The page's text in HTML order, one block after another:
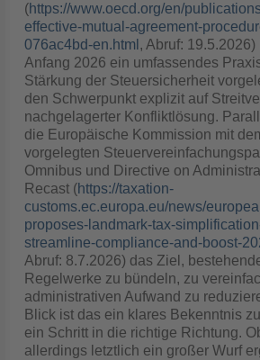
(https://www.oecd.org/en/
effective-mutual-agreement-
076ac4bd-en.html , Abruf:
Anfang 2026 ein umfassendes
Stärkung der Steuersicherheit
den Schwerpunkt explizit auf
nachgelagerter Konfliktlösung.
die Europäische Kommission mit
vorgelegten
Omnibus und Directive on
Recast (https://taxation-
customs.ec.europa.eu/news/
proposes-landmark-tax-
streamline-compliance-and-boost-
Abruf: 8.7.2026) das Ziel,
Regelwerke zu bündeln, zu
administrativen Aufwand zu
Blick ist das ein klares Bekenntnis
ein Schritt in die richtige Richtung.
allerdings letztlich ein großer Wurf